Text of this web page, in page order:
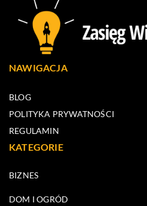
NAWIGACJA
BLOG
POLITYKA PRYWATNOŚCI
REGULAMIN
KATEGORIE
BIZNES
DOM I OGRÓD